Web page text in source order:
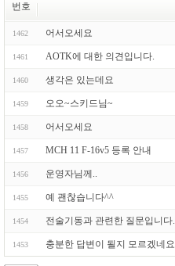
번호
1462 어서오세요
1461 AOTK에 대한 의견입니다.
1460 생각은 있는데요
1459 오오~스키드님~
1458 어서오세요
1457 MCH 11 F-16v5 등록 안내
1456 운영자님께..
1455 예 괜찮습니다^^
1454 전술기동과 관련한 질문입니다.
1453 충분한 답변이 될지 모르겠네요